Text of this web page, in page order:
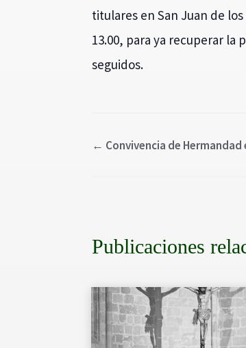
titulares en San Juan de
13.00, para ya recuperar la
seguidos.
← Convivencia de Hermandad
Publicaciones